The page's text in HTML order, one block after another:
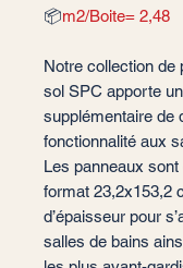
📦m2/Boite= 2,48
Notre collection de
sol SPC apporte
supplémentaire de
fonctionnalité aux
Les panneaux
format 23,2x153,2
d’épaisseur pour
salles de bains